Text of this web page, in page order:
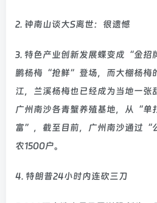
2. 钟南山谈大S离世：很遗憾
3. 特色产业创新发展蝶变成“金招
鹏杨梅“抢鲜”登场，而大棚杨梅
江，兰溪杨梅也已经成为当地一
广州南沙各青蟹养殖基地，从“
富”，截至目前，广州南沙通过“
农1500户。
4. 特朗普24小时内连砍三刀